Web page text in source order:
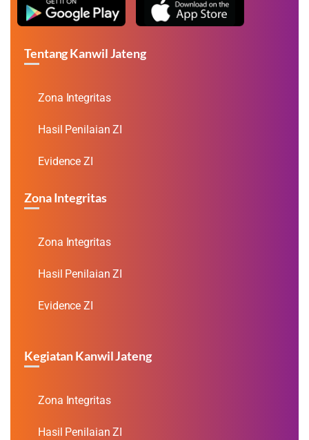
Tentang Kanwil Jateng
Zona Integritas
Hasil Penilaian ZI
Evidence ZI
Zona Integritas
Zona Integritas
Hasil Penilaian ZI
Evidence ZI
Kegiatan Kanwil Jateng
Zona Integritas
Hasil Penilaian ZI